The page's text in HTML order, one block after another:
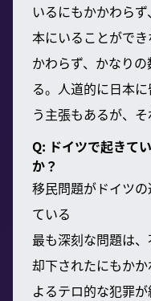
いるにもかかわら
本にいることがで
かわらず、かなり
る。人道的に日本
う主張もあるが、そ
Q: ドイツで起きて
か？
移民問題がドイツ
ている
最も深刻な問題は
却下されたにもか
よるテロ的な犯罪